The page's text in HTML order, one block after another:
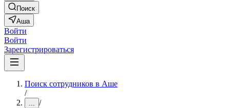
Поиск
Аша
Войти
Войти
Зарегистрироваться
Поиск сотрудников в Аше
/
... /